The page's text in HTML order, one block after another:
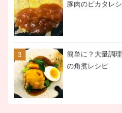
豚肉のピカタレ
簡単に？大量調
の角煮レシピ